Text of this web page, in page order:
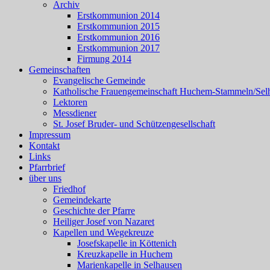
Archiv
Erstkommunion 2014
Erstkommunion 2015
Erstkommunion 2016
Erstkommunion 2017
Firmung 2014
Gemeinschaften
Evangelische Gemeinde
Katholische Frauengemeinschaft Huchem-Stammeln/
Lektoren
Messdiener
St. Josef Bruder- und Schützengesellschaft
Impressum
Kontakt
Links
Pfarrbrief
über uns
Friedhof
Gemeindekarte
Geschichte der Pfarre
Heiliger Josef von Nazaret
Kapellen und Wegekreuze
Josefskapelle in Köttenich
Kreuzkapelle in Huchem
Marienkapelle in Selhausen